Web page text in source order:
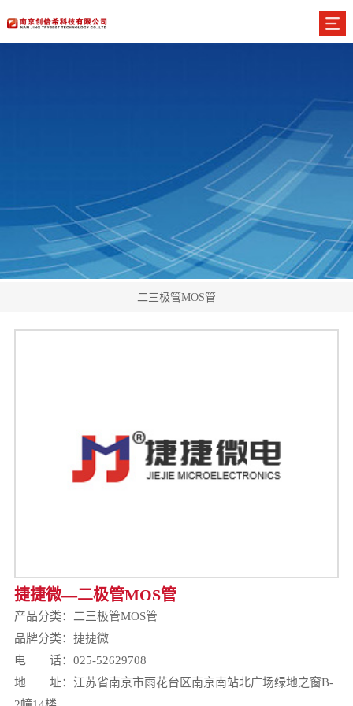
二三极管MOS管
捷捷微—二极管MOS管
产品分类： 二三极管MOS管
品牌分类：捷捷微
电 话：025-52629708
地 址：江苏省南京市雨花台区南京南站北广场绿地之窗B-